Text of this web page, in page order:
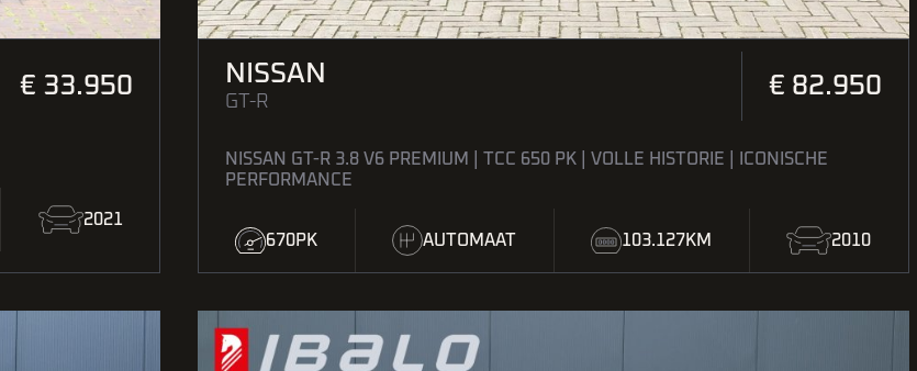
€ 33.950
2021
NISSAN
GT-R
€ 82.950
NISSAN GT-R 3.8 V6 PREMIUM | TCC 650 PK | VOLLE HISTORIE | ICONISCHE
PERFORMANCE
670PK AUTOMAAT 103.127KM 2010